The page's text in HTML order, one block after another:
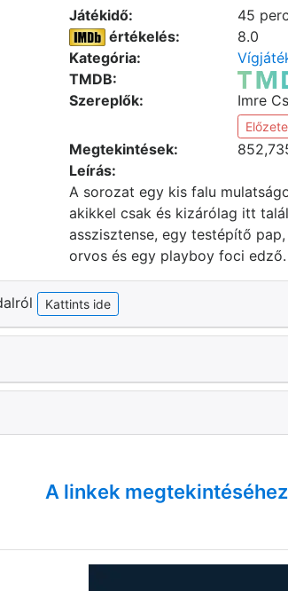
Játékidő:
45 perc
értékelés:
8.0
Kategória:
TMDB:
Szereplők:
Imre
Megtekintések:
Leírás:
A sorozat egy kis falu
akikkel csak és kizárólag itt
asszisztense, egy testépítő
orvos és egy playboy foci edző.
Kattints ide
A linkek